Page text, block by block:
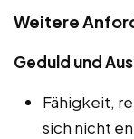
Weitere
Geduld und
Fähigkeit,
sich nicht